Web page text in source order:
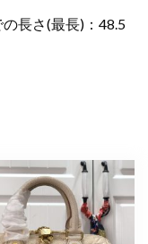
長さ(最長)：48.5